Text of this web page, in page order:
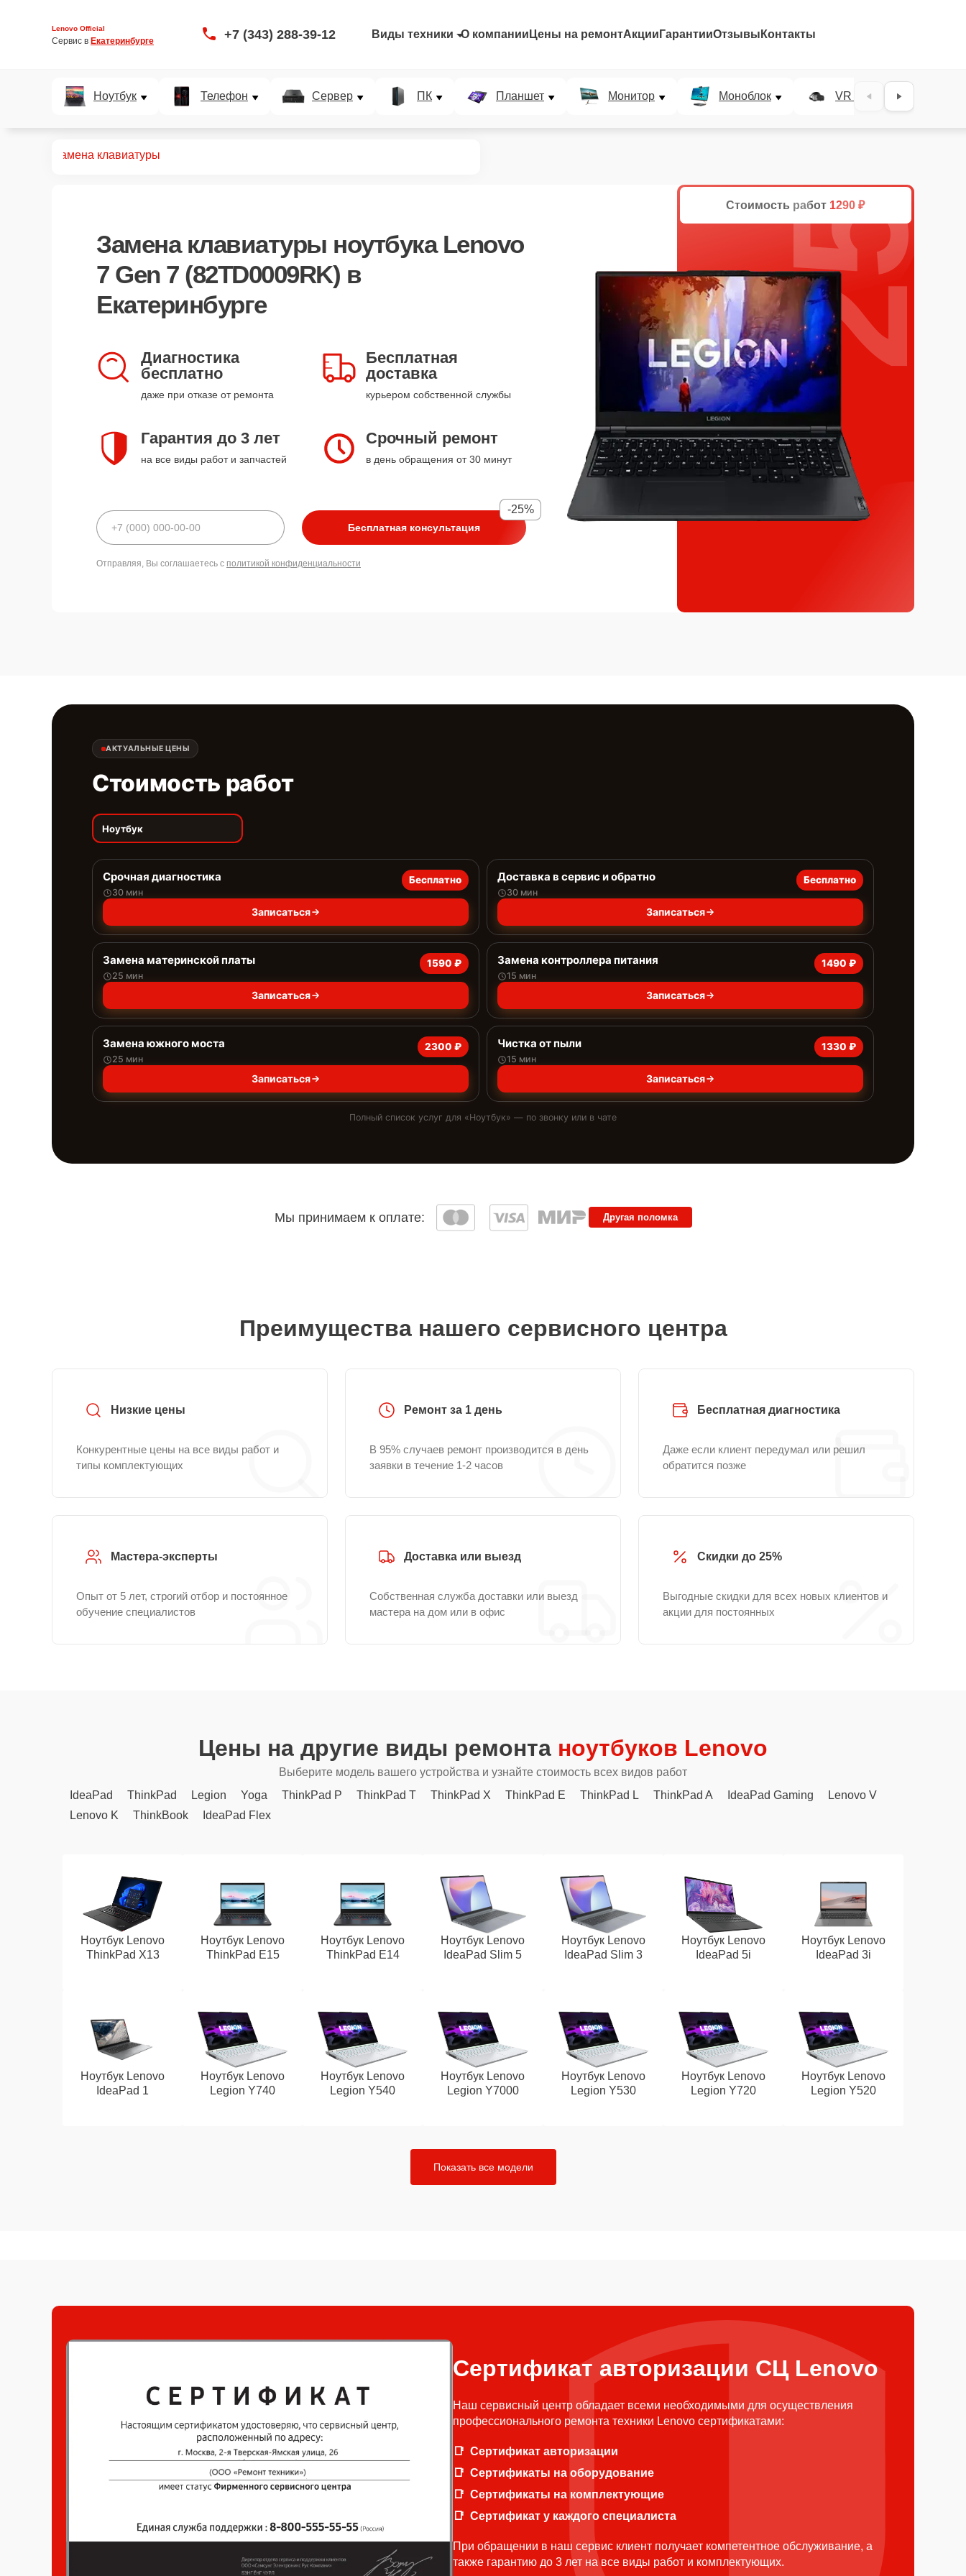
Lenovo Official
Сервис в Екатеринбурге +7 (343) 288-39-12 Виды техники О компании Цены на ремонтАкции ГарантииОтзывы Контакты
Ноутбук Телефон Сервер ПК Планшет Монитор Моноблок VR система
Замена клавиатуры
Замена клавиатуры ноутбука Lenovo
7 Gen 7 (82TD0009RK) в
Екатеринбурге
Диагностика
бесплатно
даже при отказе от ремонта
Бесплатная
доставка
курьером собственной службы
Гарантия до 3 лет
на все виды работ и запчастей
Срочный ремонт
в день обращения от 30 минут
Бесплатная консультация
-25%
Отправляя, Вы соглашаетесь с политикой конфиденциальности
Стоимость работ 1290 ₽
25%
АКТУАЛЬНЫЕ ЦЕНЫ
Стоимость работ
Ноутбук
Срочная диагностика
30 мин
Бесплатно
Записаться
Доставка в сервис и обратно
30 мин
Бесплатно
Записаться
Замена материнской платы
25 мин
1590 ₽
Записаться
Замена контроллера питания
15 мин
1490 ₽
Записаться
Замена южного моста
25 мин
2300 ₽
Записаться
Чистка от пыли
15 мин
1330 ₽
Записаться
Полный список услуг для «Ноутбук» — по звонку или в чате
Мы принимаем к оплате: Другая поломка
Преимущества нашего сервисного центра
Низкие цены
Конкурентные цены на все виды работ и
типы комплектующих
Ремонт за 1 день
В 95% случаев ремонт производится в день
заявки в течение 1-2 часов
Бесплатная диагностика
Даже если клиент передумал или решил
обратится позже
Мастера-эксперты
Опыт от 5 лет, строгий отбор и постоянное
обучение специалистов
Доставка или выезд
Собственная служба доставки или выезд
мастера на дом или в офис
Скидки до 25%
Выгодные скидки для всех новых клиентов и
акции для постоянных
Цены на другие виды ремонта ноутбуков Lenovo
Выберите модель вашего устройства и узнайте стоимость всех видов работ
IdeaPad
ThinkPad Legion Yoga ThinkPad P ThinkPad T ThinkPad X ThinkPad E ThinkPad L ThinkPad A IdeaPad Gaming
Lenovo V
Lenovo K
ThinkBook IdeaPad Flex
Ноутбук Lenovo
ThinkPad X13
Ноутбук Lenovo
ThinkPad E15
Ноутбук Lenovo
ThinkPad E14
Ноутбук Lenovo
IdeaPad Slim 5
Ноутбук Lenovo
IdeaPad Slim 3
Ноутбук Lenovo
IdeaPad 5i
Ноутбук Lenovo
IdeaPad 3i
Ноутбук Lenovo
IdeaPad 1
Ноутбук Lenovo
Legion Y740
Ноутбук Lenovo
Legion Y540
Ноутбук Lenovo
Legion Y7000
Ноутбук Lenovo
Legion Y530
Ноутбук Lenovo
Legion Y720
Ноутбук Lenovo
Legion Y520
Показать все модели
Сертификат авторизации СЦ Lenovo
Наш сервисный центр обладает всеми необходимыми для осуществления
профессионального ремонта техники Lenovo сертификатами:
Сертификат авторизации
Сертификаты на оборудование
Сертификаты на комплектующие
Сертификат у каждого специалиста
При обращении в наш сервис клиент получает компетентное обслуживание, а
также гарантию до 3 лет на все виды работ и комплектующих.